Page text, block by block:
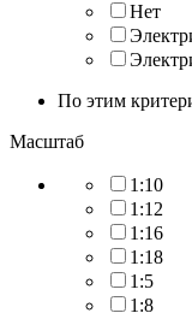
Нет
По этим
Масштаб
1:10
1:12
1:16
1:18
1:5
1:8